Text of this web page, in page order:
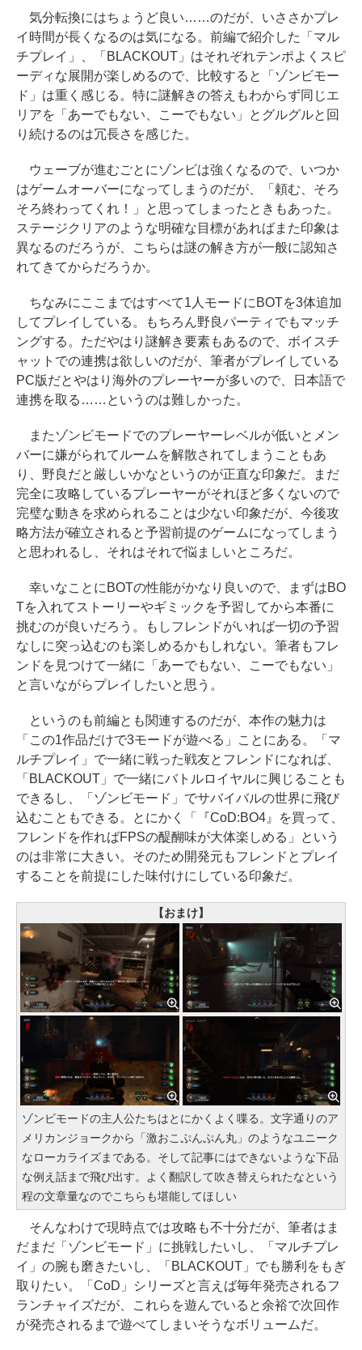
気分転換にはちょうど良い……のだが、いささかプレ
イ時間が長くなるのは気になる。前編で紹介した「マル
チプレイ」、「BLACKOUT」はそれぞれテンポよくスピ
ーディな展開が楽しめるので、比較すると「ゾンビモー
ド」は重く感じる。特に謎解きの答えもわからず同じエ
リアを「あーでもない、こーでもない」とグルグルと回
り続けるのは冗長さを感じた。
ウェーブが進むごとにゾンビは強くなるので、いつか
はゲームオーバーになってしまうのだが、「頼む、そろ
そろ終わってくれ！」と思ってしまったときもあった。
ステージクリアのような明確な目標があればまた印象は
異なるのだろうが、こちらは謎の解き方が一般に認知さ
れてきてからだろうか。
ちなみにここまではすべて1人モードにBOTを3体追加
してプレイしている。もちろん野良パーティでもマッチ
ングする。ただやはり謎解き要素もあるので、ボイスチ
ャットでの連携は欲しいのだが、筆者がプレイしている
PC版だとやはり海外のプレーヤーが多いので、日本語で
連携を取る……というのは難しかった。
またゾンビモードでのプレーヤーレベルが低いとメン
バーに嫌がられてルームを解散されてしまうこともあ
り、野良だと厳しいかなというのが正直な印象だ。まだ
完全に攻略しているプレーヤーがそれほど多くないので
完璧な動きを求められることは少ない印象だが、今後攻
略方法が確立されると予習前提のゲームになってしまう
と思われるし、それはそれで悩ましいところだ。
幸いなことにBOTの性能がかなり良いので、まずはBO
Tを入れてストーリーやギミックを予習してから本番に
挑むのが良いだろう。もしフレンドがいれば一切の予習
なしに突っ込むのも楽しめるかもしれない。筆者もフレ
ンドを見つけて一緒に「あーでもない、こーでもない」
と言いながらプレイしたいと思う。
というのも前編とも関連するのだが、本作の魅力は
「この1作品だけで3モードが遊べる」ことにある。「マ
ルチプレイ」で一緒に戦った戦友とフレンドになれば、
「BLACKOUT」で一緒にバトルロイヤルに興じることも
できるし、「ゾンビモード」でサバイバルの世界に飛び
込むこともできる。とにかく「『CoD:BO4』を買って、
フレンドを作ればFPSの醍醐味が大体楽しめる」という
のは非常に大きい。そのため開発元もフレンドとプレイ
することを前提にした味付けにしている印象だ。
【おまけ】
ゾンビモードの主人公たちはとにかくよく喋る。文字通りのア
メリカンジョークから「激おこぷんぷん丸」のようなユニーク
なローカライズまである。そして記事にはできないような下品
な例え話まで飛び出す。よく翻訳して吹き替えられたなという
程の文章量なのでこちらも堪能してほしい
そんなわけで現時点では攻略も不十分だが、筆者はま
だまだ「ゾンビモード」に挑戦したいし、「マルチプレ
イ」の腕も磨きたいし、「BLACKOUT」でも勝利をもぎ
取りたい。「CoD」シリーズと言えば毎年発売されるフ
ランチャイズだが、これらを遊んでいると余裕で次回作
が発売されるまで遊べてしまいそうなボリュームだ。